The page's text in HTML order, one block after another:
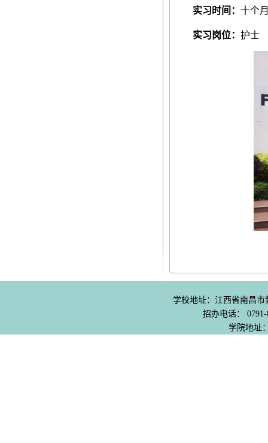
实习时间：十
实习岗位：护士
学校地址：江西省南昌
招办电话：
学院地址